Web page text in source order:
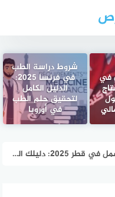
في
شروط دراسة الطب
في فرنسا 2025:
الدليل الكامل
لتحقيق حلم الطب
في أوروبا
للحصول على وظيفة براتب مجزٍ وحياة مستقرة